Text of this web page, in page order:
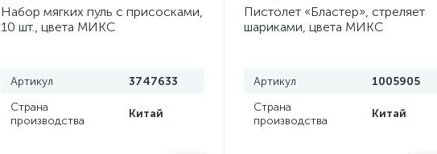
Набор мягких пуль с присосками,
10 шт., цвета МИКС
Артикул
3747633
Страна
производства
Китай
Пистолет «Бластер», стреляет
шариками, цвета МИКС
Артикул
1005905
Страна
производства
Китай